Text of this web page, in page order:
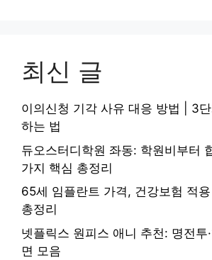
최신 글
이의신청 기각 사유 대응 방법 | 3
하는 법
듀오스터디학원 좌동: 학원비부터
가지 핵심 총정리
65세 임플란트 가격, 건강보험 적
총정리
넷플릭스 원피스 애니 추천: 명전투
면 모음